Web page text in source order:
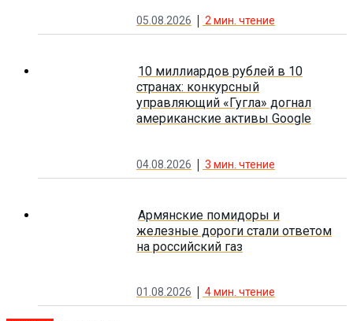
05.08.2026 2 мин. чтение
10 миллиардов рублей в 10
странах: конкурсный
управляющий «Гугла» догнал
американские активы Google
04.08.2026 3 мин. чтение
Армянские помидоры и
железные дороги стали ответом
на российский газ
01.08.2026 4мин. чтение